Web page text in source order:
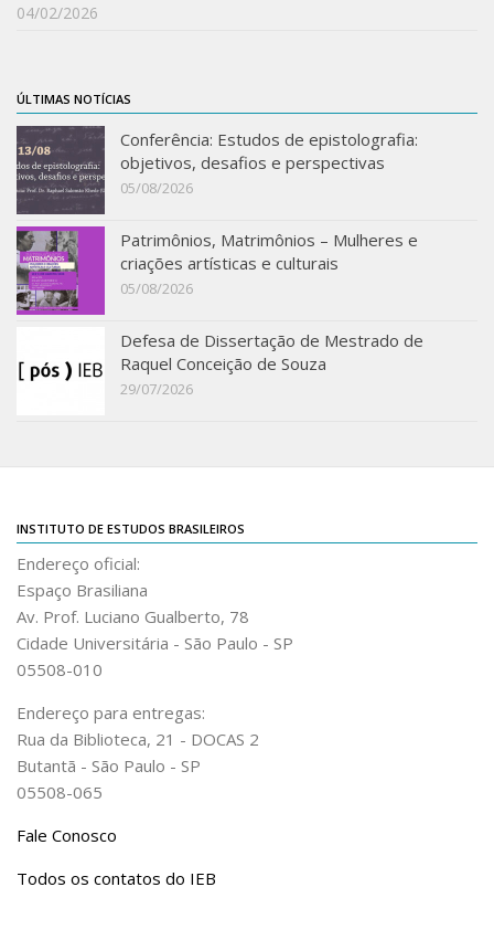
04/02/2026
ÚLTIMAS NOTÍCIAS
Conferência: Estudos de epistolografia:
objetivos, desafios e perspectivas
05/08/2026
Patrimônios, Matrimônios – Mulheres e
criações artísticas e culturais
05/08/2026
Defesa de Dissertação de Mestrado de
Raquel Conceição de Souza
29/07/2026
INSTITUTO DE ESTUDOS BRASILEIROS
Endereço oficial:
Espaço Brasiliana
Av. Prof. Luciano Gualberto, 78
Cidade Universitária - São Paulo - SP
05508-010
Endereço para entregas:
Rua da Biblioteca, 21 - DOCAS 2
Butantã - São Paulo - SP
05508-065
Fale Conosco
Todos os contatos do IEB